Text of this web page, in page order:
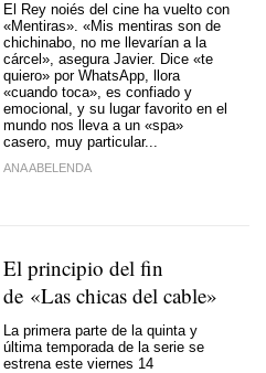
El Rey noiés del cine ha vuelto con
«Mentiras». «Mis mentiras son de
chichinabo, no me llevarían a la
cárcel», asegura Javier. Dice «te
quiero» por WhatsApp, llora
«cuando toca», es confiado y
emocional, y su lugar favorito en el
mundo nos lleva a un «spa»
casero, muy particular...
ANA ABELENDA
El principio del fin
de «Las chicas del cable»
La primera parte de la quinta y
última temporada de la serie se
estrena este viernes 14